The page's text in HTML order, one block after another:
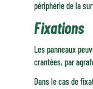
périphérie de la
Fixations
Les panneaux
crantées, par
Dans le cas de